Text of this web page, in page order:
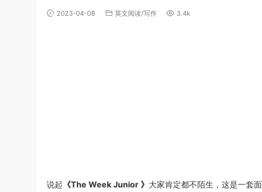
2023-04-08 英文阅读/写作 3.4k
说起 《The Week Junior 》 大家肯定都不陌生，这是一套